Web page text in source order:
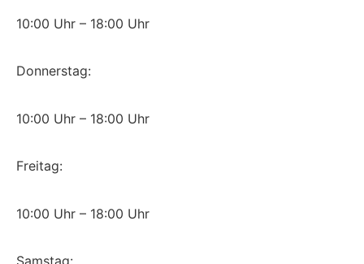
10:00 Uhr – 18:00 Uhr
Donnerstag:
10:00 Uhr – 18:00 Uhr
Freitag:
10:00 Uhr – 18:00 Uhr